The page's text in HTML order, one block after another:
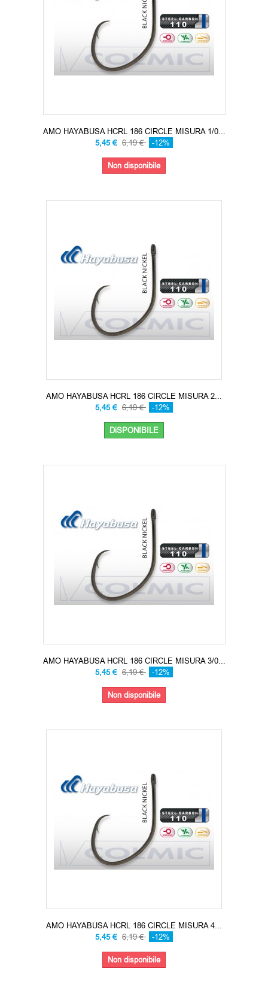
AMO HAYABUSA HCRL 186 CIRCLE MISURA 1/0...
5,45 € 6,19 € -12%
Non disponibile
AMO HAYABUSA HCRL 186 CIRCLE MISURA 2...
5,45 € 6,19 € -12%
DiSPONIBILE
AMO HAYABUSA HCRL 186 CIRCLE MISURA 3/0...
5,45 € 6,19 € -12%
Non disponibile
AMO HAYABUSA HCRL 186 CIRCLE MISURA 4...
5,45 € 6,19 € -12%
Non disponibile